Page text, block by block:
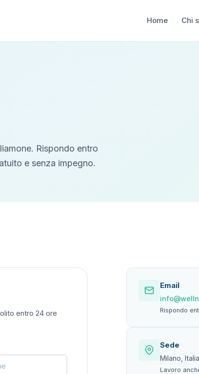
Home Chi
Rispondo entro
e senza impegno.
entro 24 ore
Email
Rispondo
Sede
Milano, Italia
Lavoro